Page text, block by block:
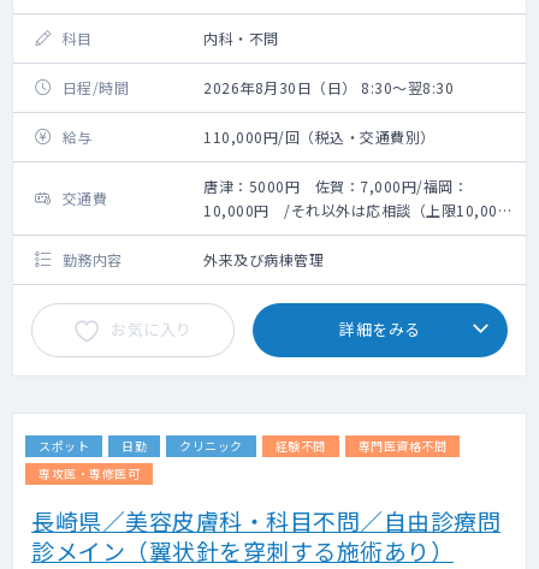
科目 内科・不問
日程/時間 2026年8月30日（日） 8:30～翌8:30
給与 110,000円/回（税込・交通費別）
交通費
唐津：5000円 佐賀：7,000円/福岡：
10,000円 /それ以外は応相談（上限10,000
円）
勤務内容
外来及び病棟管理
お気に入り 詳細をみる
スポット 日勤 クリニック 経験不問
専門医資格不問
専攻医・専修医可
長崎県／美容皮膚科・科目不問／自由診療問
診メイン（翼状針を穿刺する施術あり）